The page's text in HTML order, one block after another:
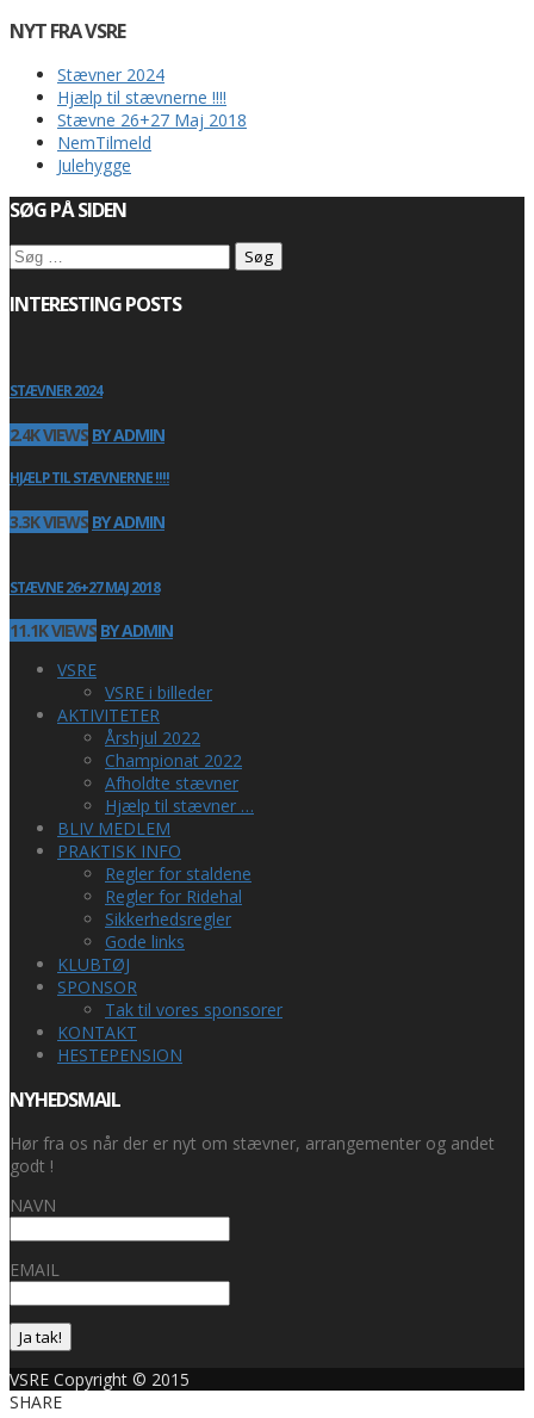
NYT FRA VSRE
Stævner 2024
Hjælp til stævnerne !!!!
Stævne 26+27 Maj 2018
NemTilmeld
Julehygge
SØG PÅ SIDEN
Søg
efter:
INTERESTING POSTS
STÆVNER 2024
2.4K VIEWS BY ADMIN
HJÆLP TIL STÆVNERNE !!!!
3.3K VIEWS BY ADMIN
STÆVNE 26+27 MAJ 2018
11.1K VIEWS BY ADMIN
VSRE
VSRE i billeder
AKTIVITETER
Årshjul 2022
Championat 2022
Afholdte stævner
Hjælp til stævner …
BLIV MEDLEM
PRAKTISK INFO
Regler for staldene
Regler for Ridehal
Sikkerhedsregler
Gode links
KLUBTØJ
SPONSOR
Tak til vores sponsorer
KONTAKT
HESTEPENSION
NYHEDSMAIL
Hør fra os når der er nyt om stævner, arrangementer og andet
godt !
NAVN
EMAIL
Ja tak!
VSRE Copyright © 2015
SHARE